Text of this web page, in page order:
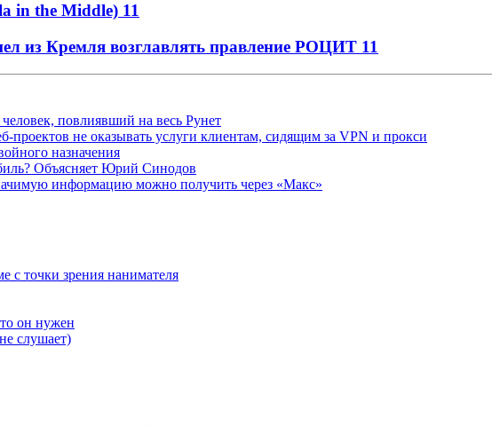
in the Middle) 11
из Кремля возглавлять правление РОЦИТ 11
повлиявший на весь Рунет
не оказывать услуги клиентам, сидящим за VPN и прокси
назначения
Объясняет Юрий Синодов
информацию можно получить через «Макс»
с точки зрения нанимателя
он нужен
слушает)